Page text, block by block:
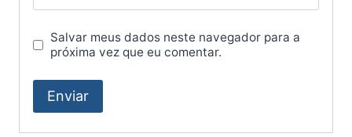
Salvar meus dados neste navegador para a
próxima vez que eu comentar.